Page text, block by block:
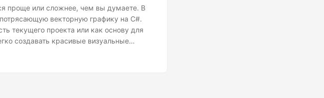
проще или сложнее, чем вы думаете. В
векторную графику на C#.
текущего проекта или как основу для
создавать красивые визуальные